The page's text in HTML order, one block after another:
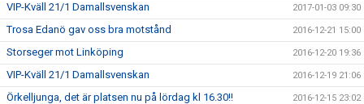
VIP-Kväll 21/1 Damallsvenskan 2017-01-03 09:30
Trosa Edanö gav oss bra motstånd 2016-12-21 15:00
Storseger mot Linköping 2016-12-20 19:36
VIP-Kväll 21/1 Damallsvenskan 2016-12-19 21:06
Örkelljunga, det är platsen nu på lördag kl 16.30!! 2016-12-15 23:02